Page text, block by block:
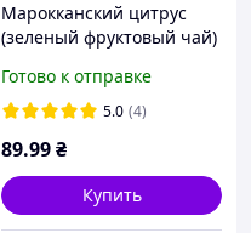
Марокканский цитрус
(зеленый фруктовый чай)
Готово к отправке
5.0 (4)
89.99₴
Купить